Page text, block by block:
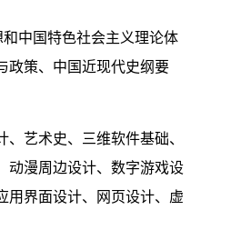
中国特色社会主义理论体
政策、中国近现代史纲要
艺术史、三维软件基础、
动漫周边设计、数字游戏设
用界面设计、网页设计、虚